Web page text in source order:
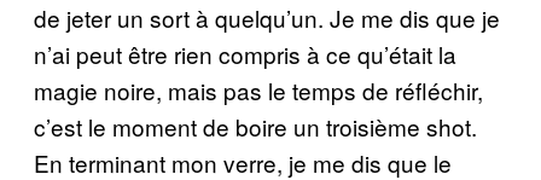
de jeter un sort à quelqu’un. Je me dis que je
n’ai peut être rien compris à ce qu’était la
magie noire, mais pas le temps de réfléchir,
c’est le moment de boire un troisième shot.
En terminant mon verre, je me dis que le